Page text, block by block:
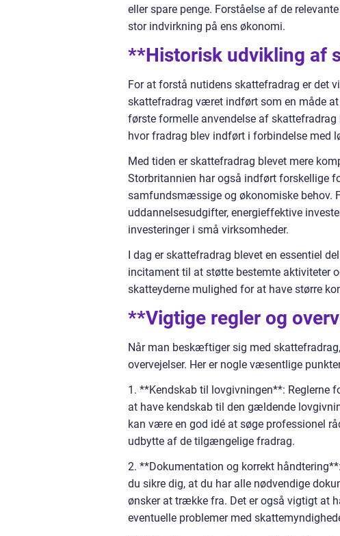
eller spare penge. Forståelse af de
stor indvirkning på ens økonomi.
**Historisk udvikling af
For at forstå nutidens skattefradrag er det
skattefradrag været indført som en måde
første formelle anvendelse af
hvor fradrag blev indført i forbindelse med
Med tiden er skattefradrag blevet mere
Storbritannien har også indført forskellige
samfundsmæssige og økonomiske behov.
uddannelsesudgifter, energieffektive
investeringer i små virksomheder.
I dag er skattefradrag blevet en essentiel
incitament til at støtte bestemte aktiviteter
skatteyderne mulighed for at have større
**Vigtige regler og
Når man beskæftiger sig med
overvejelser. Her er nogle væsentlige
1. **Kendskab til lovgivningen**: Reglerne
at have kendskab til den gældende
kan være en god idé at søge professionel
udbytte af de tilgængelige fradrag.
2. **Dokumentation og korrekt
du sikre dig, at du har alle nødvendige
ønsker at trække fra. Det er også vigtigt at
eventuelle problemer med